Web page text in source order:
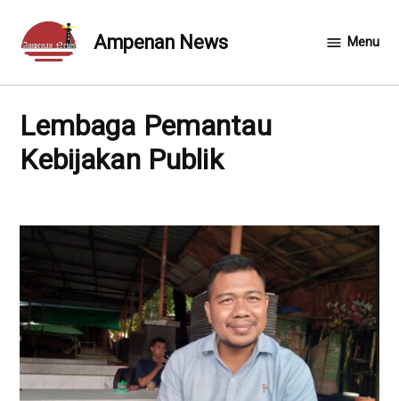
content
Ampenan News Menu
Lembaga Pemantau
Kebijakan Publik